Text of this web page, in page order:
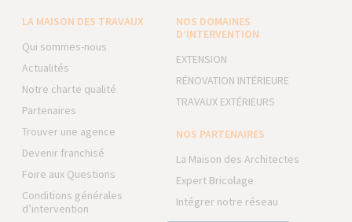
LA MAISON DES TRAVAUX
Qui sommes-nous
Actualités
Notre charte qualité
Partenaires
Trouver une agence
Devenir franchisé
Foire aux Questions
Conditions générales
d’intervention
NOS DOMAINES
D’INTERVENTION
EXTENSION
RÉNOVATION INTÉRIEURE
TRAVAUX EXTÉRIEURS
NOS PARTENAIRES
La Maison des Architectes
Expert Bricolage
Intégrer notre réseau